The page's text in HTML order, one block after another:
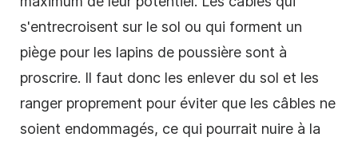
s'entrecroisent sur le sol ou qui forment un
piège pour les lapins de poussière sont à
proscrire. Il faut donc les enlever du sol et les
ranger proprement pour éviter que les câbles ne
soient endommagés, ce qui pourrait nuire à la